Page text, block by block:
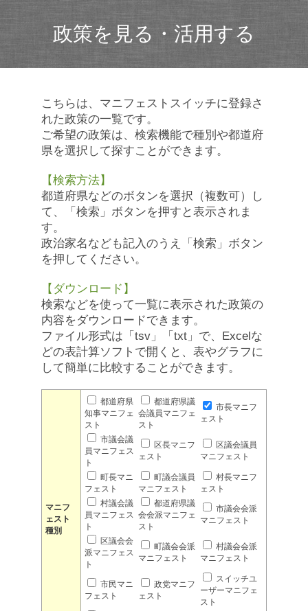
政策を見る・活用する
こちらは、マニフェストスイッチに登録さ
れた政策の一覧です。
ご希望の政策は、検索機能で種別や都道府
県を選択して探すことができます。
【検索方法】
都道府県などのボタンを選択（複数可）し
て、「検索」ボタンを押すと表示されま
す。
政治家名なども記入のうえ「検索」ボタン
を押してください。
【ダウンロード】
検索などを使って一覧に表示された政策の
内容をダウンロードできます。
ファイル形式は「tsv」「txt」で、Excelな
どの表計算ソフトで開くと、表やグラフに
して簡単に比較することができます。
マニフ
ェスト
種別
都道府県
知事マニフェ
スト
都道府県議
会議員マニフェ
スト
市長マニフ
ェスト
市議会議
員マニフェス
ト
区長マニフ
ェスト
区議会議員
マニフェスト
町長マニ
フェスト
町議会議員
マニフェスト
村長マニフ
ェスト
村議会議
員マニフェス
ト
都道府県議
会会派マニフェ
スト
市議会会派
マニフェスト
区議会会
派マニフェス
ト
町議会会派
マニフェスト
村議会会派
マニフェスト
市民マニ
フェスト
政党マニフ
ェスト
スイッチユ
ーザーマニフェ
スト